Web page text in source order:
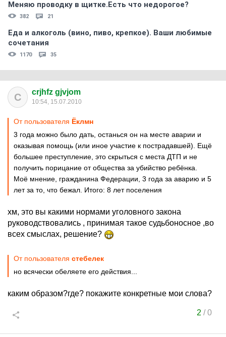
Меняю проводку в щитке.Есть что недорогое?
382 21
Еда и алкоголь (вино, пиво, крепкое). Ваши любимые
сочетания
1170 35
C crjhfz gjvjom
10:54, 15.07.2010
От пользователя Ёклмн
3 года можно было дать, останься он на месте аварии и
оказывая помощь (или иное участие к пострадавшей). Ещё
большее преступление, это скрыться с места ДТП и не
получить порицание от общества за убийство ребёнка.
Моё мнение, гражданина Федерации, 3 года за аварию и 5
лет за то, что бежал. Итого: 8 лет поселения
хм, это вы какими нормами уголовного закона
руководствовались , принимая такое судьбоносное ,во
всех смыслах, решение?
От пользователя стебелек
но всячески обеляете его действия...
каким образом?где? покажите конкретные мои слова?
2 /0